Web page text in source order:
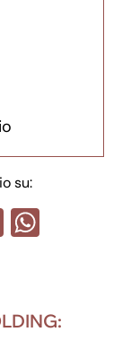
su:
T
gr
a
s
A